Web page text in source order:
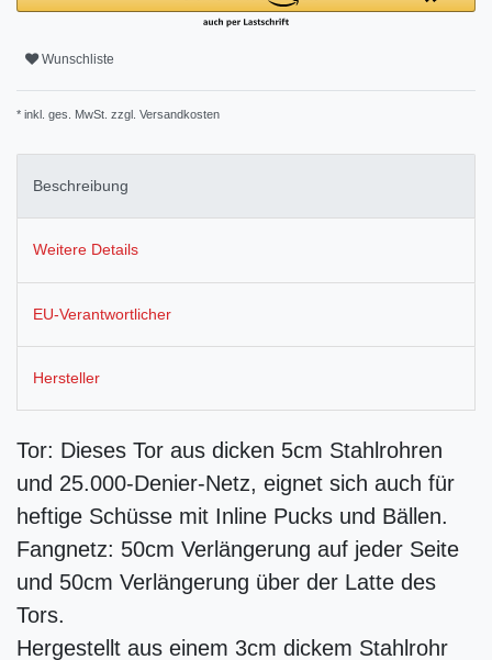
Wunschliste
* inkl. ges. MwSt. zzgl. Versandkosten
Beschreibung
Weitere Details
EU-Verantwortlicher
Hersteller
Tor: Dieses Tor aus dicken 5cm Stahlrohren
und 25.000-Denier-Netz, eignet sich auch für
heftige Schüsse mit Inline Pucks und Bällen.
Fangnetz: 50cm Verlängerung auf jeder Seite
und 50cm Verlängerung über der Latte des
Tors.
Hergestellt aus einem 3cm dickem Stahlrohr